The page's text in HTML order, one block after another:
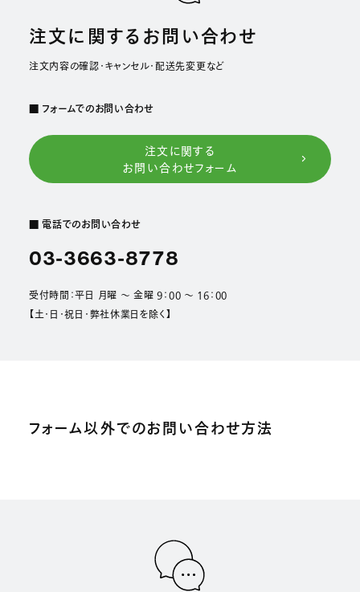
注文に関するお問い合わせ
注文内容の確認・キャンセル・配送先変更など
■ フォームでのお問い合わせ
注文に関する
お問い合わせフォーム
■ 電話でのお問い合わせ
03-3663-8778
受付時間：平日 月曜 ～ 金曜 9：00 ～ 16：00
【土・日・祝日・弊社休業日を除く】
フォーム以外でのお問い合わせ方法